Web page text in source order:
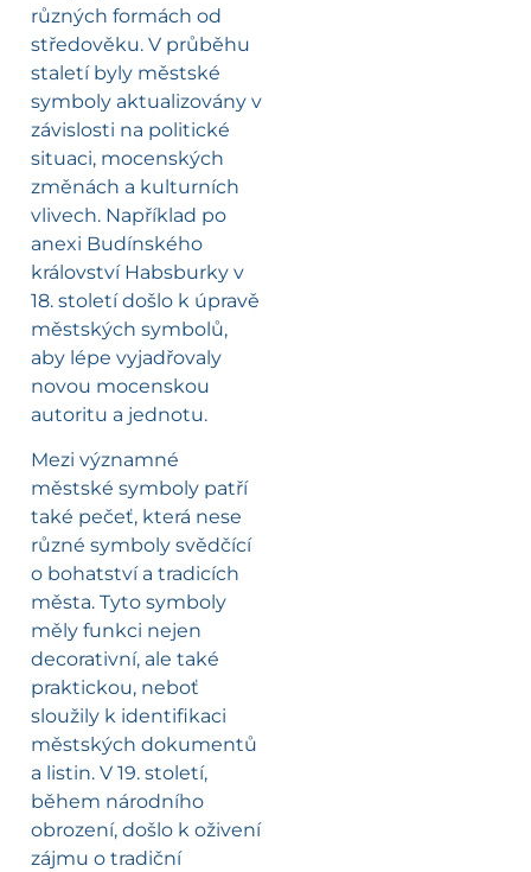
různých formách od
středověku. V průběhu
staletí byly městské
symboly aktualizovány v
závislosti na politické
situaci, mocenských
změnách a kulturních
vlivech. Například po
anexi Budínského
království Habsburky v
18. století došlo k úpravě
městských symbolů,
aby lépe vyjadřovaly
novou mocenskou
autoritu a jednotu.
Mezi významné
městské symboly patří
také pečeť, která nese
různé symboly svědčící
o bohatství a tradicích
města. Tyto symboly
měly funkci nejen
decorativní, ale také
praktickou, neboť
sloužily k identifikaci
městských dokumentů
a listin. V 19. století,
během národního
obrození, došlo k oživení
zájmu o tradiční